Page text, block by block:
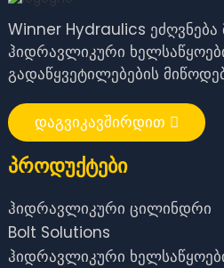
Winner Hydraulics ეძღვნება
ჰიდრავლიკური
გადაწყვეტილებების
დაგვიკავშირდით
Პროდუქტები
ჰიდრავლიკური ცილინდრი
Bolt Solutions
ჰიდრავლიკური